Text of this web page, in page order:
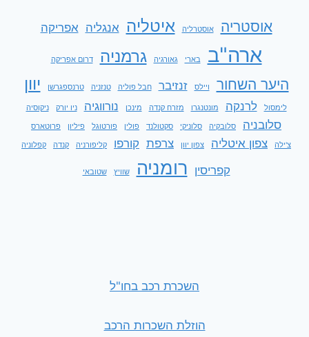
אוסטריה אוסטרליה איטליה אנגליה אפריקה
ארה"ב בארי גאורגיה גרמניה דרום אפריקה
היער השחור ויילס זנזיבר חבל פוליה טנזניה טרנספגרשן יוון
לימסול לרנקה מונטנגרו מזרח קנדה מינכן נורווגיה ניו יורק ניקוסיה
סלובניה סלובקיה סלוניקי סקטולנד פולין פורטוגל פיליון פרוטארס
צ'ילה צפון איטליה צפון יוון צרפת קורפו קליפורניה קנדה קפלוניה
קפריסין רומניה שוויץ שטובאי
השכרת רכב בחו"ל
הוזלת השכרות הרכב